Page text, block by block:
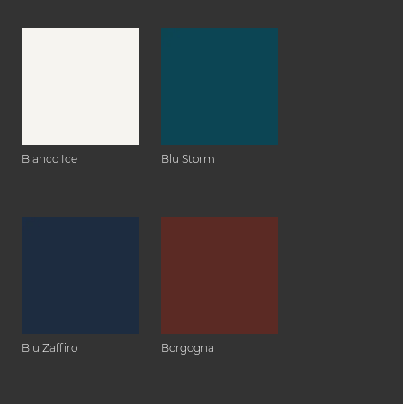
Bianco Ice Blu Storm
Blu Zaffiro Borgogna